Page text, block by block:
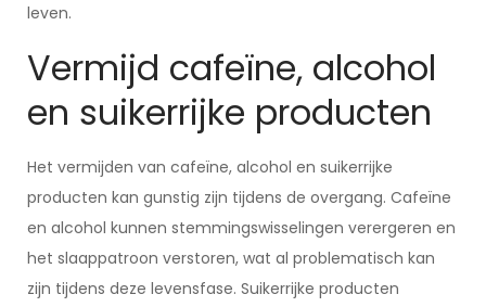
leven.
Vermijd cafeïne, alcohol
en suikerrijke producten
Het vermijden van cafeïne, alcohol en suikerrijke
producten kan gunstig zijn tijdens de overgang. Cafeïne
en alcohol kunnen stemmingswisselingen verergeren en
het slaappatroon verstoren, wat al problematisch kan
zijn tijdens deze levensfase. Suikerrijke producten